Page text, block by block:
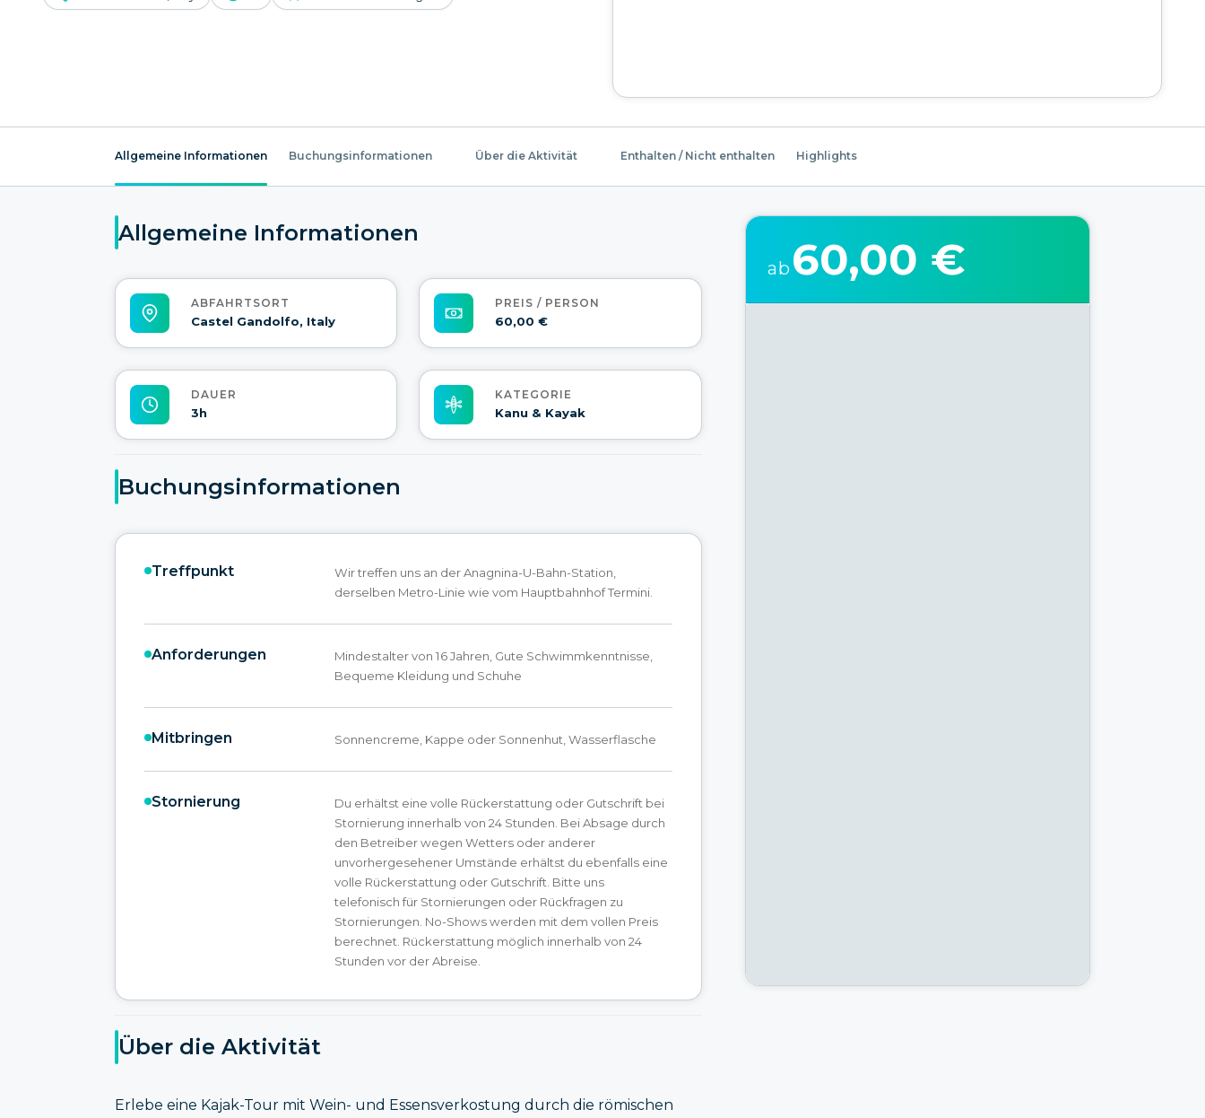
Allgemeine Informationen Buchungsinformationen Über die Aktivität Enthalten / Nicht enthalten Highlights
Allgemeine Informationen
ABFAHRTSORT
Castel Gandolfo, Italy
PREIS / PERSON
60,00 €
DAUER
3h
KATEGORIE
Kanu & Kayak
Buchungsinformationen
Treffpunkt
Wir treffen uns an der Anagnina-U-Bahn-Station,
derselben Metro-Linie wie vom Hauptbahnhof Termini.
Anforderungen
Mindestalter von 16 Jahren, Gute Schwimmkenntnisse,
Bequeme Kleidung und Schuhe
Mitbringen Sonnencreme, Kappe oder Sonnenhut, Wasserflasche
Stornierung
Du erhältst eine volle Rückerstattung oder Gutschrift bei
Stornierung innerhalb von 24 Stunden. Bei Absage durch
den Betreiber wegen Wetters oder anderer
unvorhergesehener Umstände erhältst du ebenfalls eine
volle Rückerstattung oder Gutschrift. Bitte uns
telefonisch für Stornierungen oder Rückfragen zu
Stornierungen. No-Shows werden mit dem vollen Preis
berechnet. Rückerstattung möglich innerhalb von 24
Stunden vor der Abreise.
Über die Aktivität
Erlebe eine Kajak-Tour mit Wein- und Essensverkostung durch die römischen
ab 60,00 €